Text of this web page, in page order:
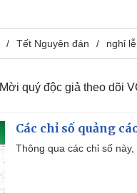
Tết Nguyên đán nghỉ
Mời quý độc giả theo dõi
Các chỉ số quảng
Thông qua các chỉ số